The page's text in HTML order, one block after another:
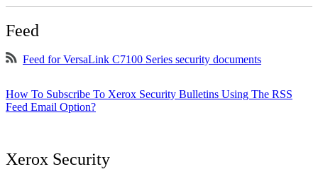
Feed
Feed for VersaLink C7100 Series security documents
How To Subscribe To Xerox Security Bulletins Using The RSS
Feed Email Option?
Xerox Security